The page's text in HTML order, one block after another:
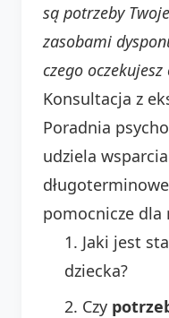
są potrzeby
zasobami
czego
Konsultacja z
Poradnia
udziela
pomocnicze dla
Jaki jest
dziecka?
Czy